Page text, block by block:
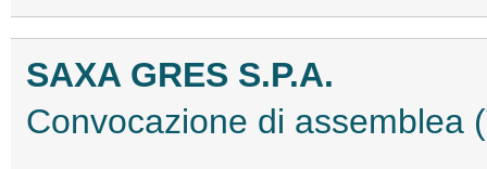
SAXA GRES S.P.A.
Convocazione di assemblea